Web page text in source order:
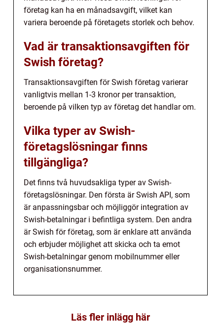
företag kan ha en månadsavgift, vilket kan
variera beroende på företagets storlek och behov.
Vad är transaktionsavgiften för
Swish företag?
Transaktionsavgiften för Swish företag varierar
vanligtvis mellan 1-3 kronor per transaktion,
beroende på vilken typ av företag det handlar om.
Vilka typer av Swish-
företagslösningar finns
tillgängliga?
Det finns två huvudsakliga typer av Swish-
företagslösningar. Den första är Swish API, som
är anpassningsbar och möjliggör integration av
Swish-betalningar i befintliga system. Den andra
är Swish för företag, som är enklare att använda
och erbjuder möjlighet att skicka och ta emot
Swish-betalningar genom mobilnummer eller
organisationsnummer.
Läs fler inlägg här